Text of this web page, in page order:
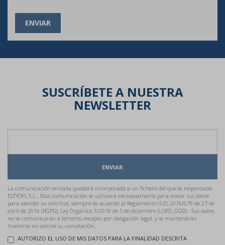
ENVIAR
SUSCRÍBETE A NUESTRA
NEWSLETTER
ENVIAR
La comunicación enviada quedará incorporada a un fichero del que es responsable
ESTYOFI, S.L.. Esta comunicación se utilizará exclusivamente para tratar sus datos
para atender su solicitud, siempre de acuerdo al Reglamento (UE) 2016/679 de 27 de
abril de 2016 (RGPD), Ley Orgánica 3/2018 de 5 de diciembre (LOPD_GDD) . Sus datos
no se comunicarán a terceros, excepto por obligación legal, y se mantendrán
mientras no solicite su cancelación.
AUTORIZO EL USO DE MIS DATOS PARA LA FINALIDAD DESCRITA